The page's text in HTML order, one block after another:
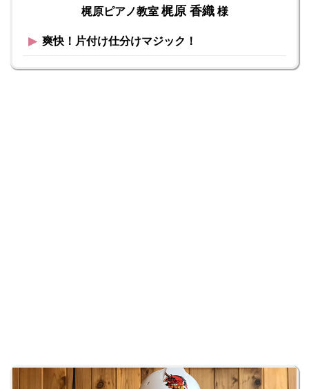
梶原ピアノ教室梶原 香織様
▶︎ 爽快！片付け仕分けマジック！